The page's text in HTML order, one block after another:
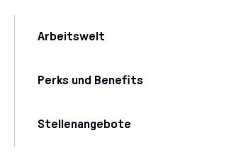
Arbeitswelt
Perks und Benefits
Stellenangebote